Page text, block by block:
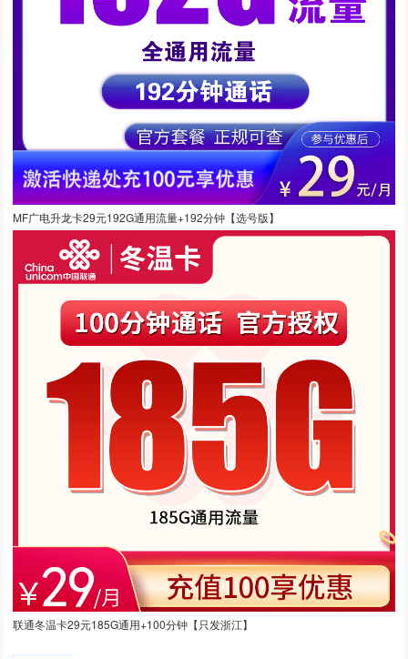
MF广电升龙卡29元192G通用流量+192分钟【选号版】
联通冬温卡29元185G通用+100分钟【只发浙江】